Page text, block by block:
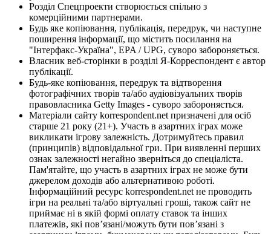
Розділ Спецпроекти створюється спільно з
комерційними партнерами.
Будь яке копіювання, публікація, передрук, чи наступне
поширення інформації, що містить посилання на
"Інтерфакс-Україна", EPA / UPG, суворо забороняється.
Власник веб-сторінки в розділі Я-Корреспондент є автор
публікації.
Будь-яке копіювання, передрук та відтворення
фотографічних творів та/або аудіовізуальних творів
правовласника Getty Images - суворо забороняється.
Матеріали сайту korrespondent.net призначені для осіб
старше 21 року (21+). Участь в азартних іграх може
викликати ігрову залежність. Дотримуйтесь правил
(принципів) відповідальної гри. При виявленні перших
ознак залежності негайно зверніться до спеціаліста.
Пам'ятайте, що участь в азартних іграх не може бути
джерелом доходів або альтернативою роботі.
Інформаційний ресурс korrespondent.net не проводить
ігри на реальні та/або віртуальні гроші, також сайт не
приймає ні в якій формі оплату ставок та інших
платежів, які пов’язані/можуть бути пов’язані з